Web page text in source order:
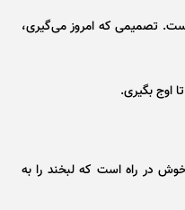
تصمیمی که امروز می‌گیری،
اوج بگیری.
در راه است که لبخند را به